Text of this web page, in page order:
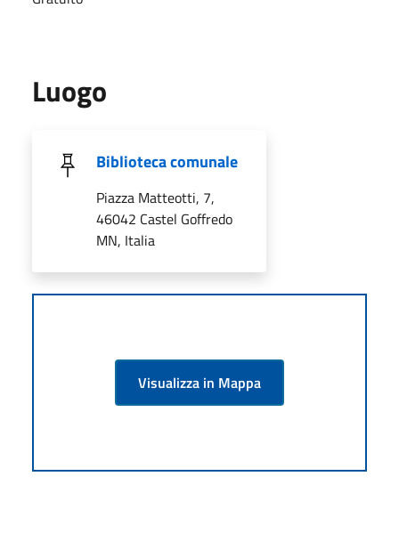
Luogo
Biblioteca comunale
Piazza Matteotti, 7,
46042 Castel Goffredo
MN, Italia
Visualizza in Mappa